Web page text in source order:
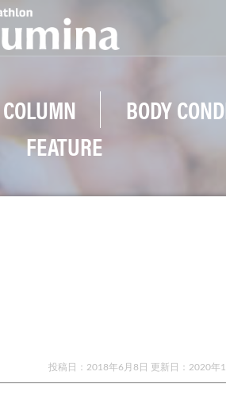
COLUMN
BODY
FEATURE
投稿日：2018年6月8日 更新日： 2020年